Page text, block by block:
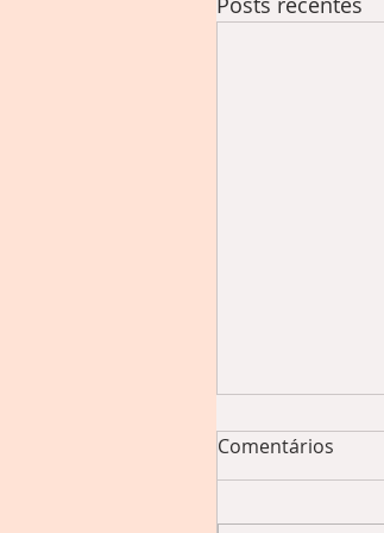
Comentários